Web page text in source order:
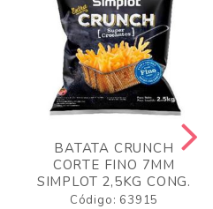
BATATA CRUNCH
CORTE FINO 7MM
SIMPLOT 2,5KG CONG.
Código: 63915